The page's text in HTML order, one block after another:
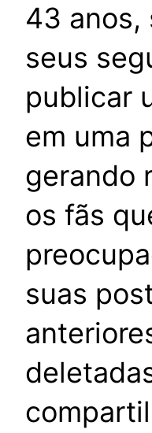
43 anos,
seus
publicar
em uma
gerando
os fãs
suas